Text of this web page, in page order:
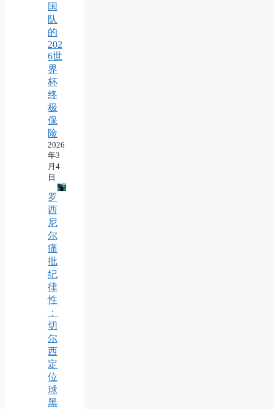
国
队
的
202
6世
界
杯
终
极
保
险
2026
年3
月4
日
罗
西
尼
尔
痛
批
纪
律
性
：
切
尔
西
定
位
球
黑